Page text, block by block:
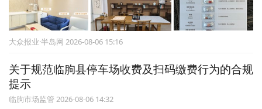
大众报业·半岛网 2026-08-06 15:16
关于规范临朐县停车场收费及扫码缴费行为的合规
提示
临朐市场监管 2026-08-06 14:32